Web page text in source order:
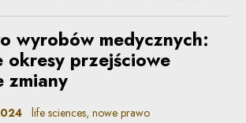
wyrobów medycznych:
okresy przejściowe
zmiany
life sciences, nowe prawo